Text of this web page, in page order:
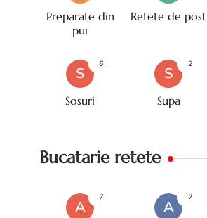
Preparate din
pui
Retete de post
S
Sosuri
6
S
Supa
2
Bucatarie retete
A
7
A
7